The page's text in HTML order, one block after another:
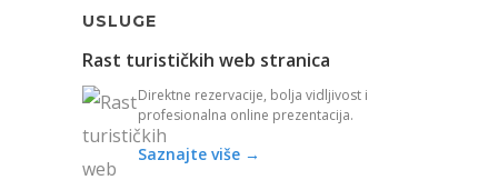
USLUGE
Rast turističkih web stranica
Direktne rezervacije, bolja vidljivost i
profesionalna online prezentacija.
Saznajte više →